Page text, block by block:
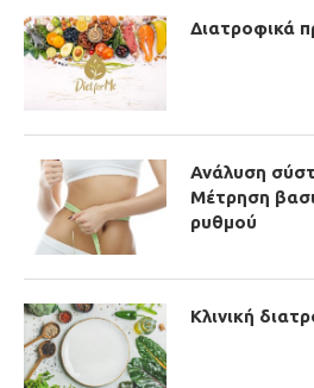
Διατροφικά
Ανάλυση
Μέτρηση
ρυθμού
Κλινική